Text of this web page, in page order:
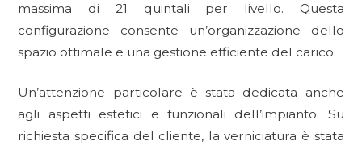
massima di 21 quintali per livello. Questa
configurazione consente un’organizzazione dello
spazio ottimale e una gestione efficiente del carico.
Un’attenzione particolare è stata dedicata anche
agli aspetti estetici e funzionali dell’impianto. Su
richiesta specifica del cliente, la verniciatura è stata